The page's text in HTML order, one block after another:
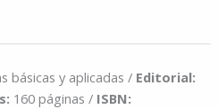
básicas y aplicadas / Editorial:
160 páginas / ISBN: